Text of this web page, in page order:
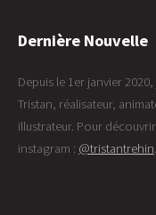
Dernière Nouvelle
Depuis le 1er janvier
Tristan, réalisateur,
illustrateur. Pour
instagram : @tristantrehin.